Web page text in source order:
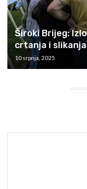
Široki Brijeg:
crtanja i slikanja
10 srpnja, 2025